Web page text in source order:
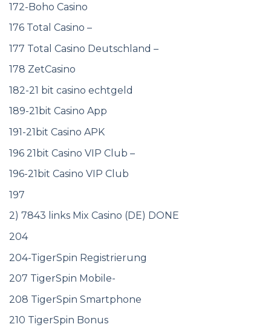
172-Boho Casino
176 Total Casino –
177 Total Casino Deutschland –
178 ZetCasino
182-21 bit casino echtgeld
189-21bit Casino App
191-21bit Casino APK
196 21bit Casino VIP Club –
196-21bit Casino VIP Club
197
2) 7843 links Mix Casino (DE) DONE
204
204-TigerSpin Registrierung
207 TigerSpin Mobile-
208 TigerSpin Smartphone
210 TigerSpin Bonus